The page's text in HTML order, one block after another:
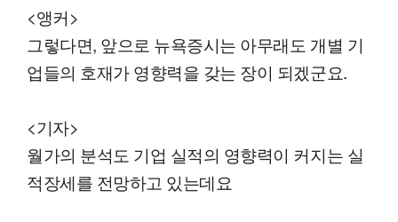
<앵커>
그렇다면, 앞으로 뉴욕증시는 아무래도 개별 기
업들의 호재가 영향력을 갖는 장이 되겠군요.
<기자>
월가의 분석도 기업 실적의 영향력이 커지는 실
적장세를 전망하고 있는데요